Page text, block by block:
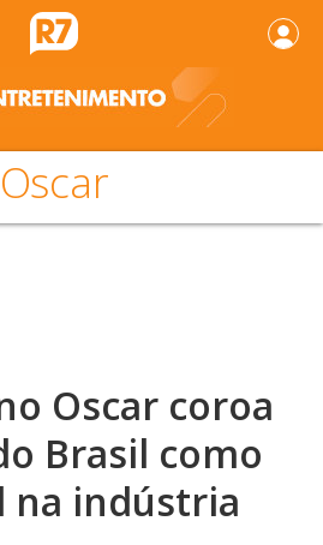
Oscar
Oscar coroa
Brasil como
na indústria